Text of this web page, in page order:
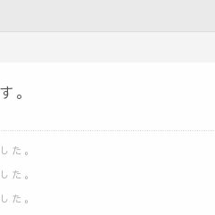
。
た。
た。
た。